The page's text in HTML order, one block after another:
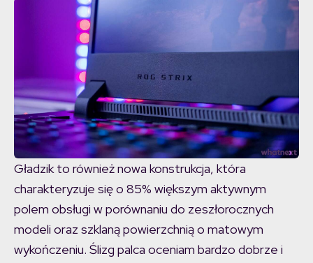
Gładzik to również nowa konstrukcja, która
charakteryzuje się o 85% większym aktywnym
polem obsługi w porównaniu do zeszłorocznych
modeli oraz szklaną powierzchnią o matowym
wykończeniu. Ślizg palca oceniam bardzo dobrze i